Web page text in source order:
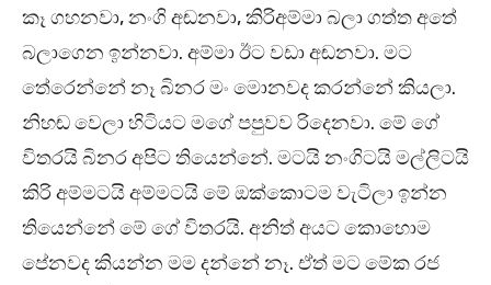
කෑ ගහනවා, නංගි අඬනවා, කිරිඅම්මා බලා ගත්ත අතේ
බලාගෙන ඉන්නවා. අම්මා ඊට වඩා අඬනවා. මට
තේරෙන්නේ නෑ බිනර මං මොනවද කරන්නේ කියලා.
නිහඬ වෙලා හිටියට මගේ පපුවව රිදෙනවා. මේ ගේ
විතරයි බිනර අපිට තියෙන්නේ. මටයි නංගිටයි මල්ලිටයි
කිරි අම්මටයි අම්මටයි මේ ඔක්කොටම වැටිලා ඉන්න
තියෙන්නේ මේ ගේ විතරයි. අනිත් අයට කොහොම
පේනවද කියන්න මම දන්නේ නෑ. ඒත් මට මේක රජ